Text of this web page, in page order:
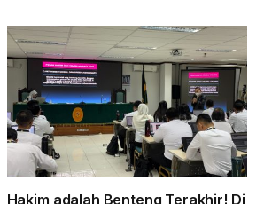
Hakim adalah Benteng Terakhir! Di